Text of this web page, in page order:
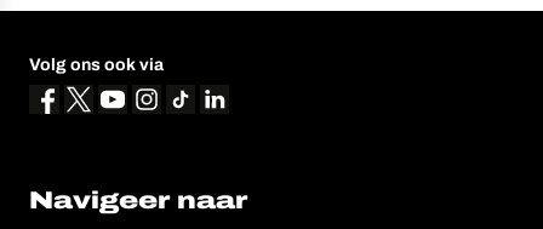
Volg ons ook via
Navigeer naar